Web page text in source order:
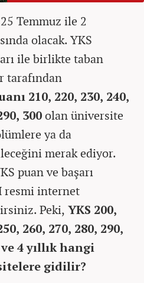
Temmuz ile 2
olacak. YKS
ile birlikte taban
tarafından
210, 220, 230, 240,
300olan üniversite
ya da
merak ediyor.
puan ve başarı
resmi internet
Peki, YKS 200,
260, 270, 280, 290,
4 yıllık hangi
gidilir?